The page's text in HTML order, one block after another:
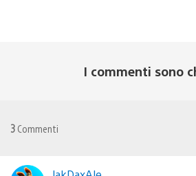
I commenti sono
3 Commenti